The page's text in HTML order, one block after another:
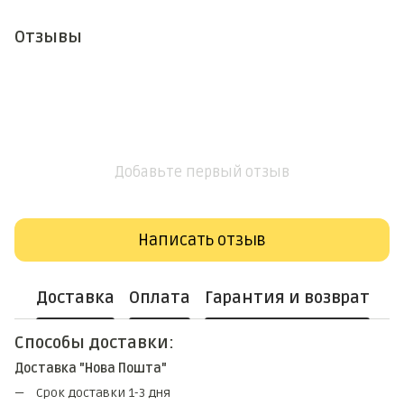
Отзывы
Добавьте первый отзыв
Написать отзыв
Доставка Оплата Гарантия и возврат
Способы доставки:
Доставка "Нова Пошта"
Срок доставки 1-3 дня